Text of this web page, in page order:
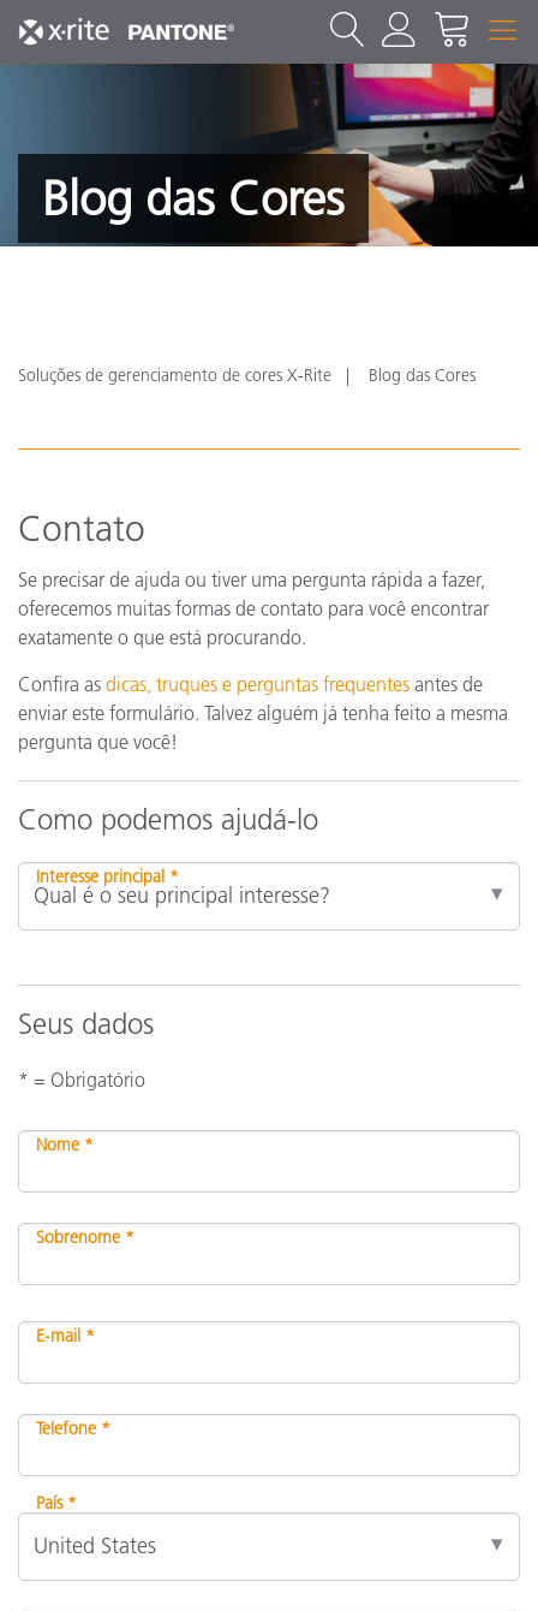
Blog das Cores
Soluções de gerenciamento de cores X-Rite Blog das Cores
Contato
Se precisar de ajuda ou tiver uma pergunta rápida a fazer,
oferecemos muitas formas de contato para você encontrar
exatamente o que está procurando.
Confira as dicas, truques e perguntas frequentes antes de
enviar este formulário. Talvez alguém já tenha feito a mesma
pergunta que você!
Como podemos ajudá-lo
Interesse principal *
Seus dados
* = Obrigatório
Nome *
Sobrenome *
E-mail *
Telefone *
País *